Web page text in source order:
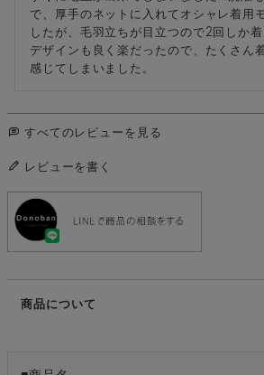
で、厚手のネットに入れてオシャレ着用
したが、毛羽立ちが目立つので2回しか着
デザインも良く楽だったので、たくさん
感じてしまいました。
すべてのレビューを見る
レビューを書く
商品について